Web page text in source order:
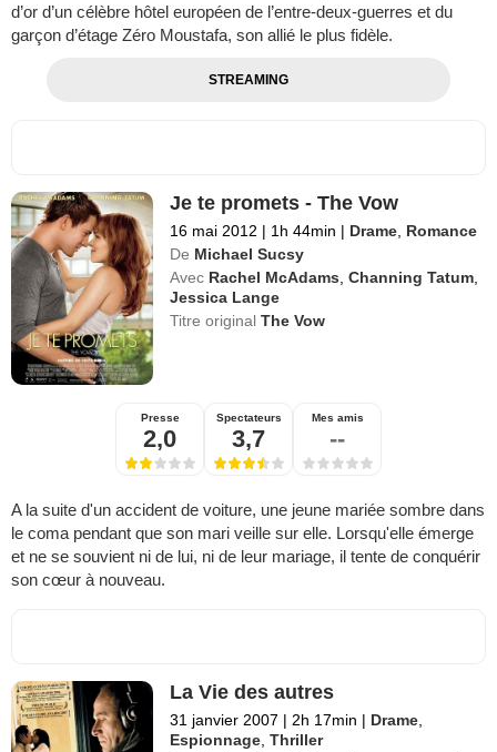
d’or d’un célèbre hôtel européen de l’entre-deux-guerres et du
garçon d’étage Zéro Moustafa, son allié le plus fidèle.
STREAMING
Je te promets - The Vow
16 mai 2012 | 1h 44min | Drame Romance
De Michael Sucsy
Avec Rachel McAdams ,Channing Tatum
Jessica Lange
Titre originalThe Vow
Presse
2,0
Spectateurs
3,7
Mes amis
--
A la suite d'un accident de voiture, une jeune mariée sombre dans
le coma pendant que son mari veille sur elle. Lorsqu'elle émerge
et ne se souvient ni de lui, ni de leur mariage, il tente de conquérir
son cœur à nouveau.
La Vie des autres
31 janvier 2007 | 2h 17min | Drame
Espionnage ,Thriller